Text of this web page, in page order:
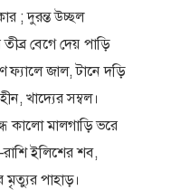
; দুরন্ত উচ্ছল
বেগে দেয় পাড়ি
ফ্যালে জাল, টানে দড়ি
খাদ্যের সম্বল।
কালো মালগাড়ি ভরে
ইলিশের শব,
মৃত্যুর পাহাড়।